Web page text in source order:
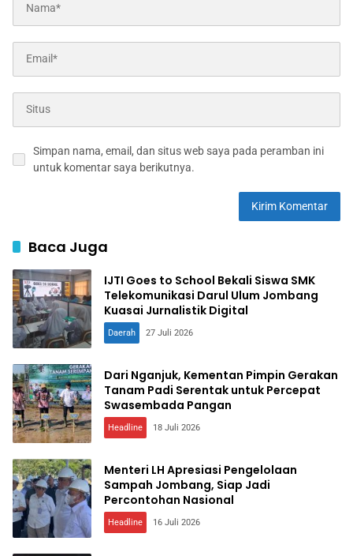
Simpan nama, email, dan situs web saya pada peramban ini
untuk komentar saya berikutnya.
Baca Juga
IJTI Goes to School Bekali Siswa SMK
Telekomunikasi Darul Ulum Jombang
Kuasai Jurnalistik Digital
Daerah 27 Juli 2026
Dari Nganjuk, Kementan Pimpin Gerakan
Tanam Padi Serentak untuk Percepat
Swasembada Pangan
Headline 18 Juli 2026
Menteri LH Apresiasi Pengelolaan
Sampah Jombang, Siap Jadi
Percontohan Nasional
Headline 16 Juli 2026